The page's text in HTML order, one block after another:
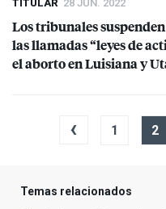
TITULAR 28 JUN. 2022
Los tribunales
las llamadas “leyes de
el aborto en Luisiana y
‹ 1 2
Temas relacionados